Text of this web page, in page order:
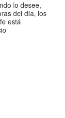
lo desee,
del día, los
está
le dará impulso a